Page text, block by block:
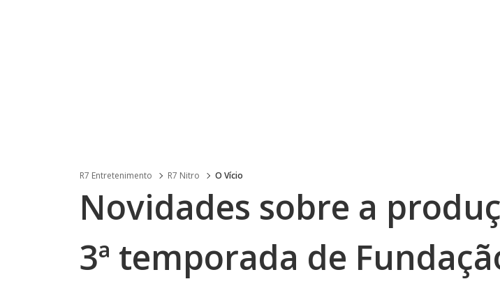
R7 Entretenimento R7 Nitro O Vício
Novidades sobre a
3ª temporada de